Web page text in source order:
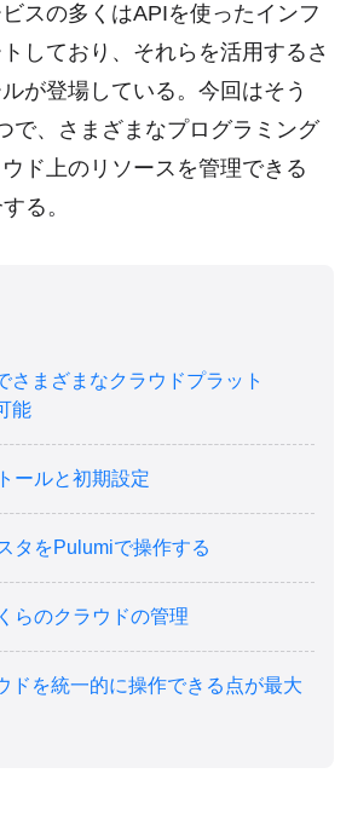
スの多くはAPIを使ったインフ
しており、それらを活用するさ
が登場している。今回はそう
で、さまざまなプログラミング
ド上のリソースを管理できる
る。
さまざまなクラウドプラット
能
ールと初期設定
タをPulumiで操作する
らのクラウドの管理
ドを統一的に操作できる点が最大